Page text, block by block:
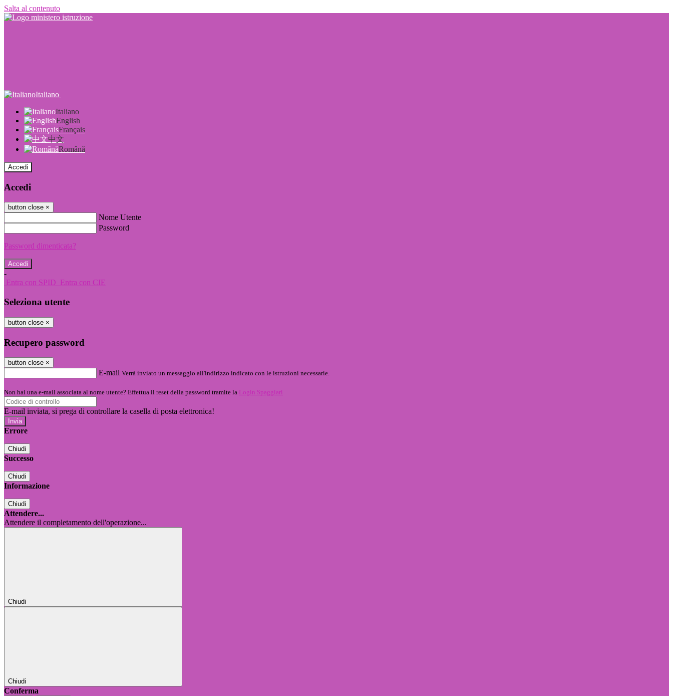
Salta al contenuto
Italiano
Italiano
English
Français
中文
Română
Accedi
Accedi
button close ×
Nome Utente
Password
Password dimenticata?
-
Entra con SPID Entra con CIE
Seleziona utente
button close ×
Recupero password
button close ×
E-mail Verrà inviato un messaggio all'indirizzo indicato con le istruzioni necessarie.
Non hai una e-mail associata al nome utente? Effettua il reset della password tramite la Login Spaggiari
E-mail inviata, si prega di controllare la casella di posta elettronica!
Errore
Chiudi
Successo
Chiudi
Informazione
Chiudi
Attendere...
Attendere il completamento dell'operazione...
Chiudi
Chiudi
Conferma